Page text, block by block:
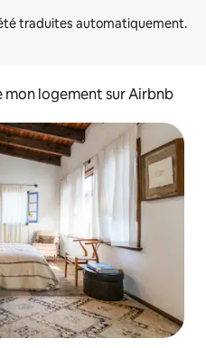
mon logement sur Airbnb